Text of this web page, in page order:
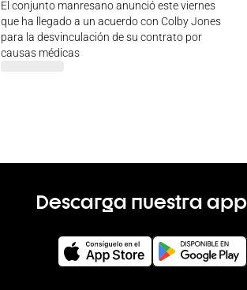
El conjunto manresano anunció este viernes
que ha llegado a un acuerdo con Colby Jones
para la desvinculación de su contrato por
causas médicas
Descarga nuestra app